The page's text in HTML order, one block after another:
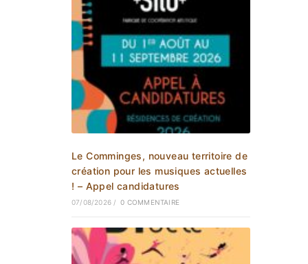
Le Comminges, nouveau territoire de
création pour les musiques actuelles
! – Appel candidatures
07/08/2026 / 0 COMMENTAIRE